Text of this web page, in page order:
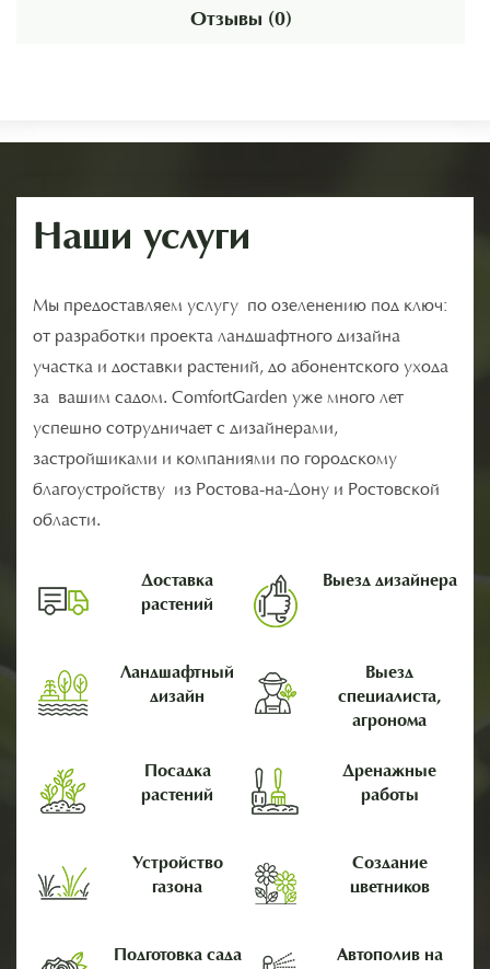
Отзывы (0)
Наши услуги
Мы предоставляем услугу по озеленению под ключ:
от разработки проекта ландшафтного дизайна
участка и доставки растений, до абонентского ухода
за вашим садом. ComfortGarden уже много лет
успешно сотрудничает с дизайнерами,
застройщиками и компаниями по городскому
благоустройству из Ростова-на-Дону и Ростовской
области.
Доставка
растений
Выезд дизайнера
Ландшафтный
дизайн
Выезд
специалиста,
агронома
Посадка
растений
Дренажные
работы
Устройство
газона
Создание
цветников
Подготовка сада
Автополив на